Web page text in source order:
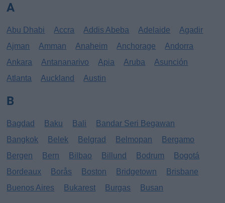
A
Abu Dhabi Accra Addis Abeba Adelaide
Agadir
Ajman
Amman Anaheim Anchorage
Andorra
Ankara
Antananarivo Apia Aruba
Asunción
Atlanta
Auckland Austin
B
Bagdad Baku Bali
Bandar Seri Begawan
Bangkok
Belek Belgrad Belmopan
Bergamo
Bergen
Bern Bilbao Billund Bodrum
Bogotá
Bordeaux
Borås Boston Bridgetown
Brisbane
Buenos Aires
Bukarest Burgas Busan